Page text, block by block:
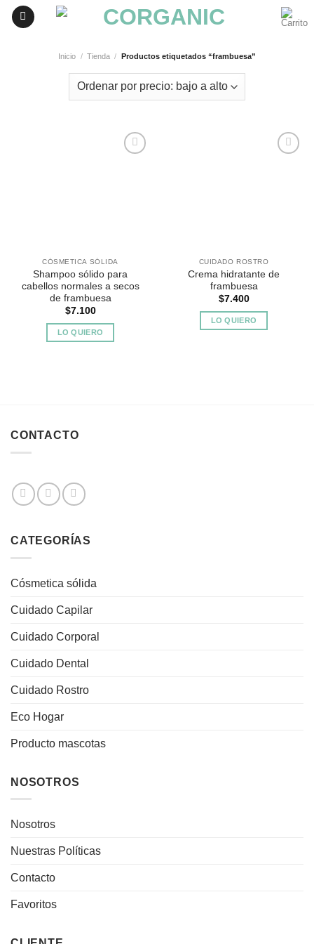
Skip
Inicio / Tienda / Productos etiquetados “frambuesa”
CÓSMETICA SÓLIDA
Shampoo sólido para
cabellos normales a secos
de frambuesa
$7.100
LO QUIERO
CUIDADO ROSTRO
Crema hidratante de
frambuesa
$7.400
LO QUIERO
CONTACTO
CATEGORÍAS
Cósmetica sólida
Cuidado Capilar
Cuidado Corporal
Cuidado Dental
Cuidado Rostro
Eco Hogar
Producto mascotas
NOSOTROS
Nosotros
Nuestras Políticas
Contacto
Favoritos